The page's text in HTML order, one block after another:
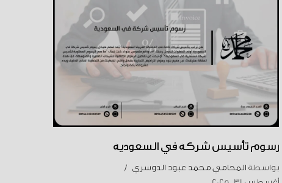
رسوم تأسيس شركة في السعودية
بواسطة المحامي محمد عبود الدوسري